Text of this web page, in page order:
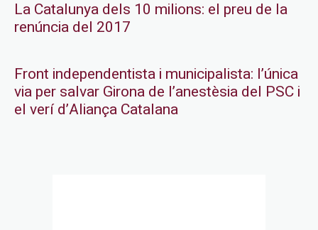
La Catalunya dels 10 milions: el preu de la
renúncia del 2017
Front independentista i municipalista: l’única
via per salvar Girona de l’anestèsia del PSC i
el verí d’Aliança Catalana